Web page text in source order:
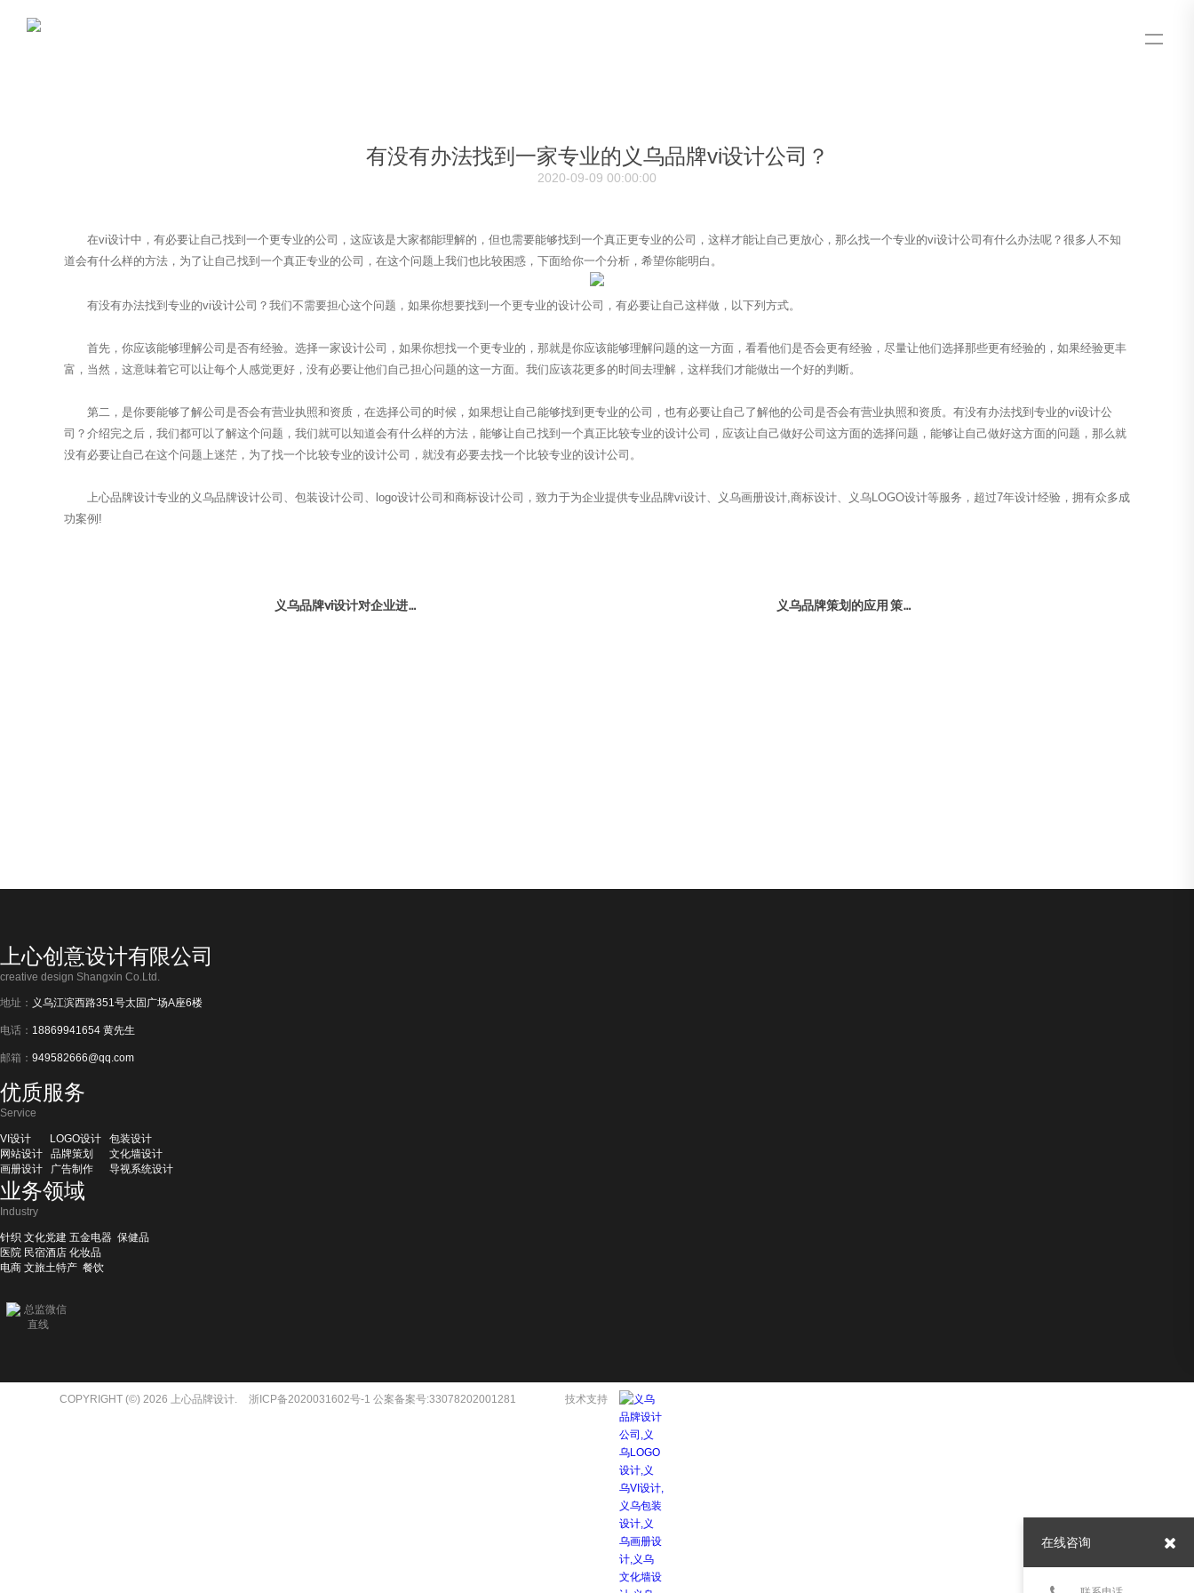
有没有办法找到一家专业的义乌品牌vi设计公司？
2020-09-09 00:00:00
在vi设计中，有必要让自己找到一个更专业的公司，这应该是大家都能理解的，但也需要能够找到一个真正更专业的公司，这样才能让自己更放心，那么找一个专业的vi设计公司有什么办法呢？很多人不知
道会有什么样的方法，为了让自己找到一个真正专业的公司，在这个问题上我们也比较困惑，下面给你一个分析，希望你能明白。
有没有办法找到专业的vi设计公司？我们不需要担心这个问题，如果你想要找到一个更专业的设计公司，有必要让自己这样做，以下列方式。
首先，你应该能够理解公司是否有经验。选择一家设计公司，如果你想找一个更专业的，那就是你应该能够理解问题的这一方面，看看他们是否会更有经验，尽量让他们选择那些更有经验的，如果经验更丰
富，当然，这意味着它可以让每个人感觉更好，没有必要让他们自己担心问题的这一方面。我们应该花更多的时间去理解，这样我们才能做出一个好的判断。
第二，是你要能够了解公司是否会有营业执照和资质，在选择公司的时候，如果想让自己能够找到更专业的公司，也有必要让自己了解他的公司是否会有营业执照和资质。有没有办法找到专业的vi设计公
司？介绍完之后，我们都可以了解这个问题，我们就可以知道会有什么样的方法，能够让自己找到一个真正比较专业的设计公司，应该让自己做好公司这方面的选择问题，能够让自己做好这方面的问题，那么就
没有必要让自己在这个问题上迷茫，为了找一个比较专业的设计公司，就没有必要去找一个比较专业的设计公司。
上心品牌设计专业的义乌品牌设计公司、包装设计公司、logo设计公司和商标设计公司，致力于为企业提供专业品牌vi设计、义乌画册设计,商标设计、义乌LOGO设计等服务，超过7年设计经验，拥有众多成
功案例!
义乌品牌vi设计对企业进行VI方案规划 义乌品牌策划的应用 策划包含哪些内容？
上心创意设计有限公司
creative design Shangxin Co.Ltd.
地址： 义乌江滨西路351号太固广场A座6楼
电话： 18869941654 黄先生
邮箱： 949582666@qq.com
优质服务
Service
VI设计 LOGO设计
包装设计
网站设计
品牌策划
文化墙设计
画册设计
广告制作 导视系统设计
业务领域
Industry
针织 文化党建 五金电器 保健品
医院 民宿酒店 化妆品
电商 文旅土特产 餐饮
总监微信
直线
COPYRIGHT (©) 2026 上心品牌设计. 浙ICP备2020031602号-1 公案备案号:33078202001281 技术支持
在线咨询